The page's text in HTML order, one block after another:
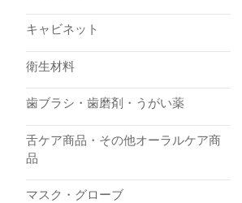
キャビネット
衛生材料
歯ブラシ・歯磨剤・うがい薬
舌ケア商品・その他オーラルケア商
品
マスク・グローブ